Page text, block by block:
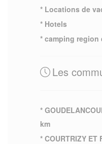
* Locations de
* Hotels
* camping region
Les
*
km
* COURTRIZY ET